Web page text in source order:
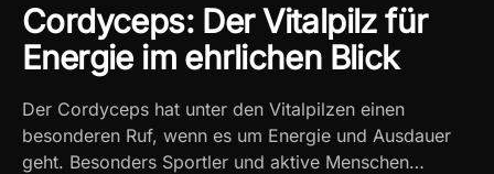
Cordyceps: Der Vitalpilz für
Energie im ehrlichen Blick
Der Cordyceps hat unter den Vitalpilzen einen
besonderen Ruf, wenn es um Energie und Ausdauer
geht. Besonders Sportler und aktive Menschen…